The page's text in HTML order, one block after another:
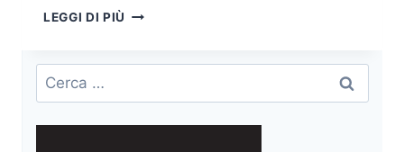
LEGGI DI PIÙ LA
EUROPEA
PRIVACY
(GDPR)
Ricerca
per: